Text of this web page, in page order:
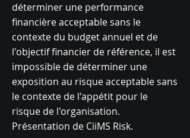
déterminer une performance
financière acceptable sans le
contexte du budget annuel et de
l'objectif financier de référence, il est
impossible de déterminer une
exposition au risque acceptable sans
le contexte de l'appétit pour le
risque de l'organisation.
Présentation de CiiMS Risk.